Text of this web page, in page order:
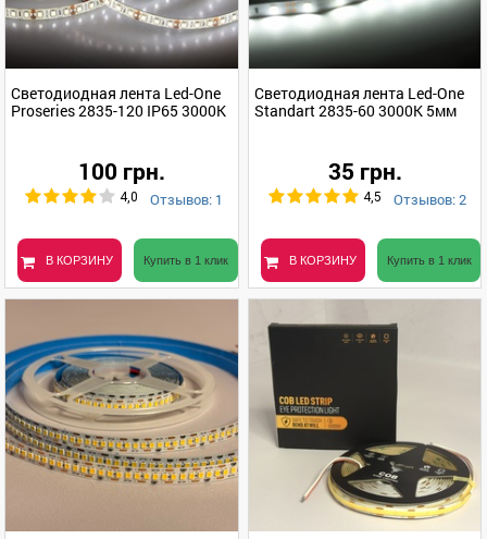
Светодиодная лента Led-One
Proseries 2835-120 IP65 3000K
100 грн.
4,0 Отзывов: 1
В КОРЗИНУ Купить в 1 клик
Светодиодная лента Led-One
Standart 2835-60 3000K 5мм
35 грн.
4,5 Отзывов: 2
В КОРЗИНУ Купить в 1 клик